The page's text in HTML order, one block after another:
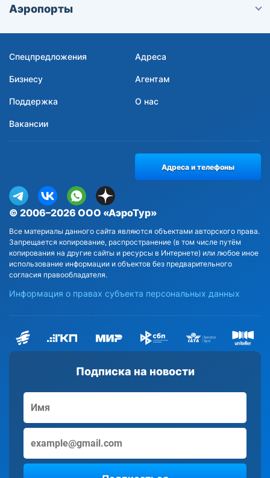
Аэропорты
Спецпредложения Адреса
Бизнесу Агентам
Поддержка О нас
Вакансии
Подписка на новости
© 2006–2026 ООО «АэроТур»
Все материалы данного сайта являются объектами авторского права.
Запрещается копирование, распространение (в том числе путём
копирования на другие сайты и ресурсы в Интернете) или любое иное
использование информации и объектов без предварительного
согласия правообладателя.
Информация о правах субъекта персональных данных
Адреса и телефоны